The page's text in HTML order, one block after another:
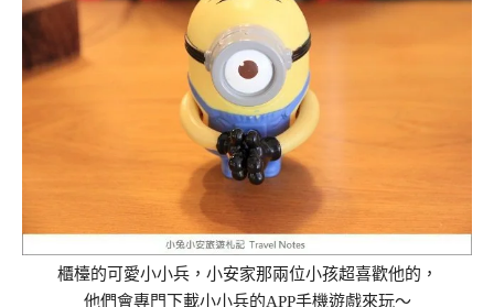
櫃檯的可愛小小兵，小安家那兩位小孩超喜歡他的，
他們會專門下載小小兵的APP手機遊戲來玩～